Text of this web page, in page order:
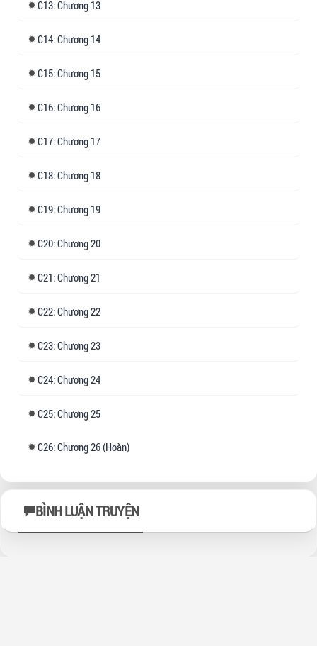
13: Chương 13
14: Chương 14
15: Chương 15
16: Chương 16
17: Chương 17
18: Chương 18
19: Chương 19
20: Chương 20
21: Chương 21
22: Chương 22
23: Chương 23
24: Chương 24
25: Chương 25
26: Chương 26 (Hoàn)
BÌNH LUẬN TRUYỆN